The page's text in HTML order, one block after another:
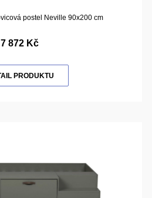
postel Neville 90x200 cm
7 872 Kč
PRODUKTU